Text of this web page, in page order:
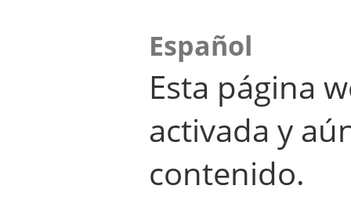
Español
Esta página
activada y
contenido.